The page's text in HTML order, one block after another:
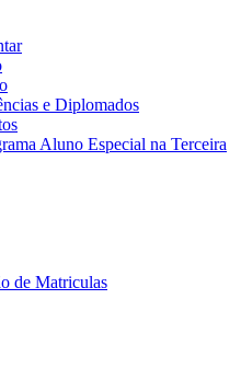
e Diplomados
Aluno Especial na Terceira
de Matriculas